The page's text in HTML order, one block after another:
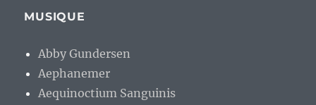
MUSIQUE
Abby Gundersen
Aephanemer
Aequinoctium Sanguinis